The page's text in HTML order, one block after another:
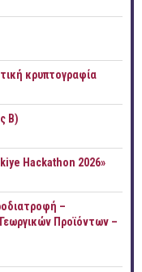
κρυπτογραφία
Β)
Hackathon 2026»
–
Προϊόντων –